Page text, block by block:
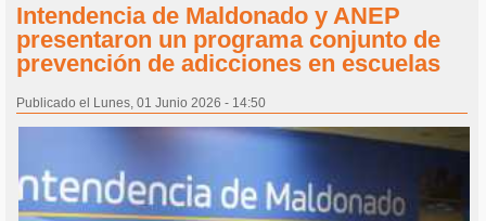
Intendencia de Maldonado y ANEP
presentaron un programa conjunto de
prevención de adicciones en escuelas
Publicado el Lunes, 01 Junio 2026 - 14:50